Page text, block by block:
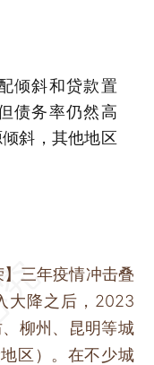
倾斜和贷款置
债务率仍然高
斜，其他地区
三年疫情冲击叠
大降之后，2023
柳州、昆明等城
区）。在不少城